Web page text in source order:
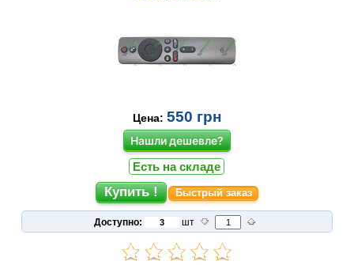
Цена: 550 грн
Нашли дешевле?
Есть на складе
Быстрый заказ
Доступно: шт